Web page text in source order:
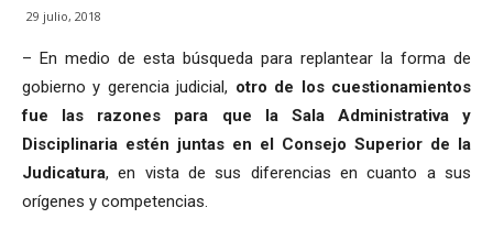
29 julio, 2018
– En medio de esta búsqueda para replantear la forma de
gobierno y gerencia judicial, otro de los cuestionamientos
fue las razones para que la Sala Administrativa y
Disciplinaria estén juntas en el Consejo Superior de la
Judicatura, en vista de sus diferencias en cuanto a sus
orígenes y competencias.